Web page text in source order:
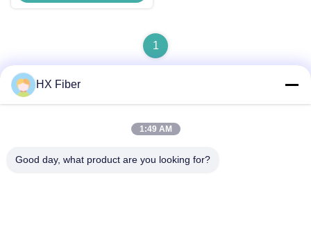
1
Adresse
HX Fiber
1:49 AM
Good day, what product are you looking for?